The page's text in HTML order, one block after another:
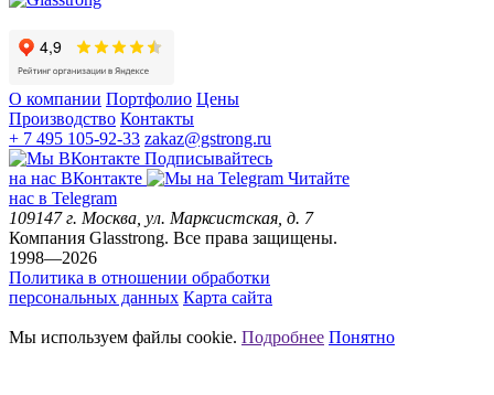
О компании Портфолио Цены
Производство Контакты
+ 7 495 105-92-33 zakaz@gstrong.ru
Подписывайтесь
на наc ВКонтакте
Читайте
нас в Telegram
109147 г. Москва ул. Марксистская, д. 7
Компания Glasstrong. Все права защищены.
1998—2026
Политика в отношении обработки
персональных данных Карта сайта
Мы используем файлы cookie. Подробнее Понятно